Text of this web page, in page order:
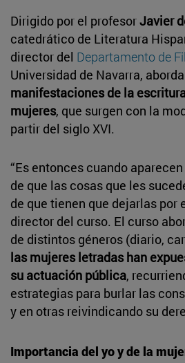
Dirigido por el profesorJavier
catedrático de Literatura
director del Departamento de
Universidad de Navarra,
manifestaciones de la
mujeres, que surgen con la
partir del siglo XVI.
“Es entonces cuando
de que las cosas que les
de que tienen que dejarlas por
director del curso. El curso
de distintos géneros (diario,
las mujeres letradas han
su actuación pública,
estrategias para burlar las
y en otras reivindicando su
Importancia del yo y de la